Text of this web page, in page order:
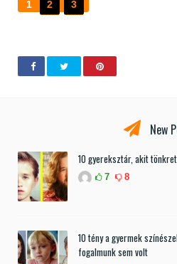
1 2 3
New
10 gyereksztár, akit
7 8
10 tény a gyermek
fogalmunk sem volt